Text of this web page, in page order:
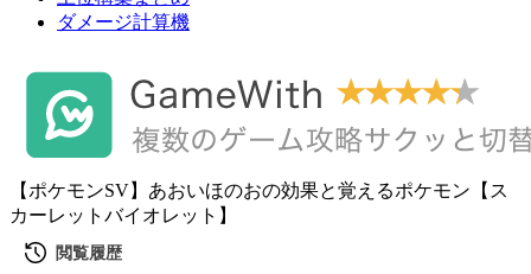
ダメージ計算機
【ポケモンSV】あおいほのおの効果と覚えるポケモン【ス
カーレットバイオレット】